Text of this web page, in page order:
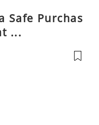
Safe Purchas
...